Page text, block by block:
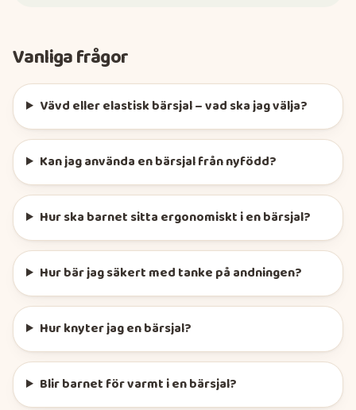
Vanliga frågor
Vävd eller elastisk bärsjal – vad ska jag välja?
Kan jag använda en bärsjal från nyfödd?
Hur ska barnet sitta ergonomiskt i en bärsjal?
Hur bär jag säkert med tanke på andningen?
Hur knyter jag en bärsjal?
Blir barnet för varmt i en bärsjal?